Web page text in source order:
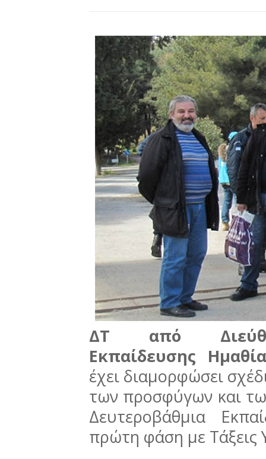
ΔΤ από
Εκπαίδευσης
έχει διαμορφώσει
των προσφύγων και
Δευτεροβάθμια
πρώτη φάση με Τάξεις